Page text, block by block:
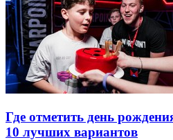
Где отметить день
10 лучших вариантов